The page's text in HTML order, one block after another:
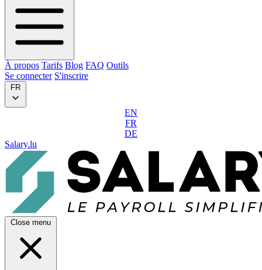
À propos Tarifs Blog FAQ Outils
Se connecter S'inscrire
FR
EN
FR
DE
Salary.lu
Close menu